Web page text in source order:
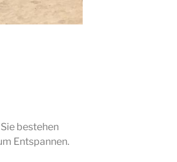
bestehen
Entspannen.